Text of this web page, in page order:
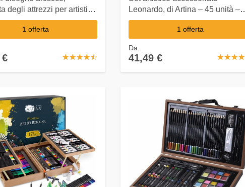
degli attrezzi per artisti,
in Legno, 79 Pezzi,
Legna, Metallo -
1 offerta
☆☆☆☆☆
★★★★★
Leonardo, di Artina – 45 unità –
con manichino in legno
1 offerta
☆☆☆☆
★★★★
Da
41,49 €